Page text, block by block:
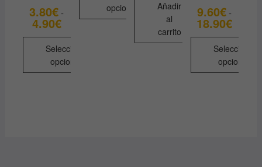
3.80€ -
4.90€Rango
de
precios:
desde
3.80€
hasta
4.90€
Seleccionar
opciones
opciones
Añadir
al
carrito
9.60€ -
18.90€Rango
de
precios:
desde
9.60€
hasta
18.90€
Seleccionar
opciones